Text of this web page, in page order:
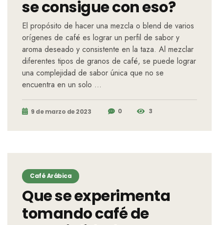
se consigue con eso?
El propósito de hacer una mezcla o blend de varios
orígenes de café es lograr un perfil de sabor y
aroma deseado y consistente en la taza. Al mezclar
diferentes tipos de granos de café, se puede lograr
una complejidad de sabor única que no se
encuentra en un solo …
9 de marzo de 2023 0 3
Café Arábica
Que se experimenta
tomando café de